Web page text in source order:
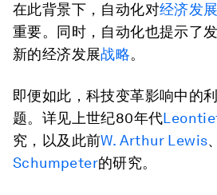
在此背景下，自动化对经济发展
重要。同时，自动化也提示了
新的经济发展战略。
即便如此，科技变革影响中的
题。详见上世纪80年代
究，以及此前W. Arthur Lewis、
Schumpeter的研究。